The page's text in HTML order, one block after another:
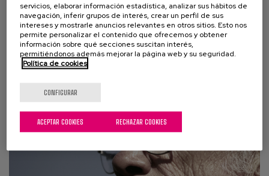
Alzheimer y otras demencias
Desde Matia Fundazioa se han elaborado seis
nuevas guías que reúnen consejos generales
dirigidos a familiares y cuidadores que...
servicios, elaborar información estadística, analizar sus hábitos de
navegación, inferir grupos de interés, crear un perfil de sus
intereses y mostrarle anuncios relevantes en otros sitios. Esto nos
permite personalizar el contenido que ofrecemos y obtener
información sobre qué secciones suscitan interés,
permitiéndonos además mejorar la página web y su seguridad.
Política de cookies
CONFIGURAR
RECHAZAR COOKIES
ACEPTAR COOKIES